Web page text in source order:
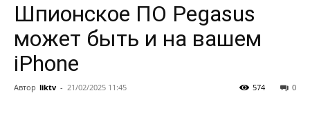
Шпионское ПО Pegasus
может быть и на вашем
iPhone
Автор liktv - 21/02/2025 11:45 0
574